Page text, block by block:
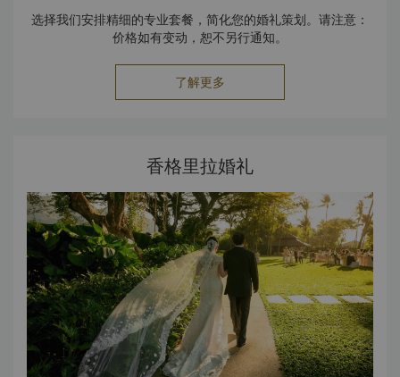
选择我们安排精细的专业套餐，简化您的婚礼策划。请注意：
价格如有变动，恕不另行通知。
了解更多
香格里拉婚礼